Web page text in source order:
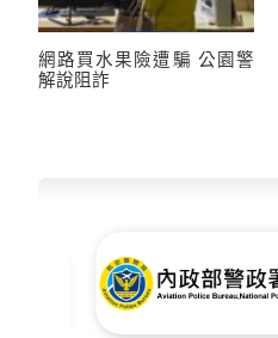
網路買水果險遭騙 公園警
解說阻詐